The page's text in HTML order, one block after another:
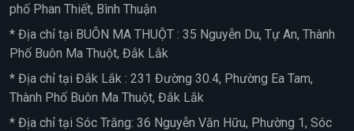
phố Phan Thiết, Bình Thuận
* Địa chỉ tại BUÔN MA THUỘT : 35 Nguyễn Du, Tự An, Thành
Phố Buôn Ma Thuột, Đắk Lắk
* Địa chỉ tại Đắk Lắk : 231 Đường 30.4, Phường Ea Tam,
Thành Phố Buôn Ma Thuột, Đắk Lắk
* Địa chỉ tại Sóc Trăng: 36 Nguyễn Văn Hữu, Phường 1, Sóc